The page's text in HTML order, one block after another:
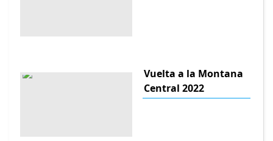
Vuelta a la Montana
Central 2022